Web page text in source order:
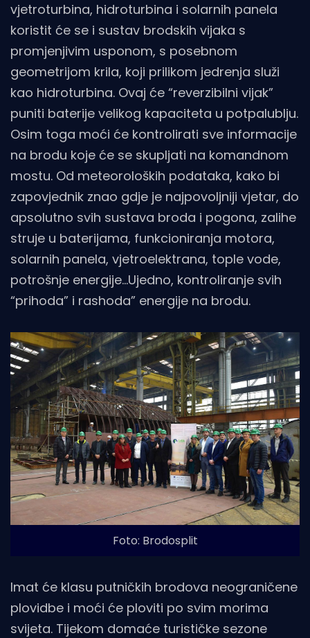
vjetroturbina, hidroturbina i solarnih panela
koristit će se i sustav brodskih vijaka s
promjenjivim usponom, s posebnom
geometrijom krila, koji prilikom jedrenja služi
kao hidroturbina. Ovaj će “reverzibilni vijak”
puniti baterije velikog kapaciteta u potpalublju.
Osim toga moći će kontrolirati sve informacije
na brodu koje će se skupljati na komandnom
mostu. Od meteoroloških podataka, kako bi
zapovjednik znao gdje je najpovoljniji vjetar, do
apsolutno svih sustava broda i pogona, zalihe
struje u baterijama, funkcioniranja motora,
solarnih panela, vjetroelektrana, tople vode,
potrošnje energije…Ujedno, kontroliranje svih
“prihoda” i rashoda” energije na brodu.
Foto: Brodosplit
Imat će klasu putničkih brodova neograničene
plovidbe i moći će ploviti po svim morima
svijeta. Tijekom domaće turističke sezone